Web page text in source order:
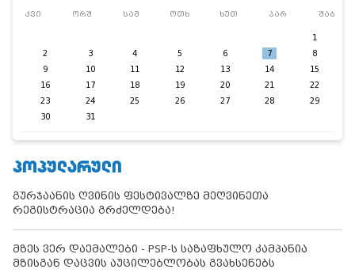
კვი ორშ სამ ოთხ ხუთ პარ შაბ
1
2
3 4 5 6 7
8
9
10 11 12 13 14
15
16
17 18 19 20 21
22
23
24 25 26 27 28
29
30
31
ᲞᲝᲞᲣᲚᲐᲠᲣᲚᲘ
გურჯაანის ღვინის ფესტივალზე მეღვინეთა
რეგისტრაცია გრძელდება!
მზეს ვერ დაემალები - PSP-ს საზაფხულო კამპანია
მზისგან დაცვის აუცილებლობას გვახსენებს